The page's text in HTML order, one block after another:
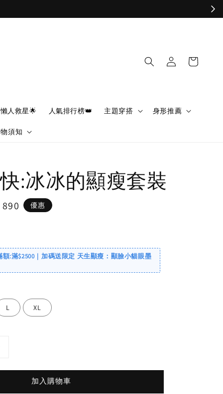
懶人救星🌟 人氣排行榜👑 主題穿搭 身形推薦
須知
:冰冰的顯瘦套裝
優惠
額:滿$2500｜加碼送限定 天生顯瘦：顯臉小貓眼墨
L XL
加入購物車